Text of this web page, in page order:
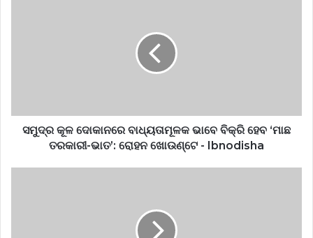
ସମୁଦ୍ର କୂଳ ଦୋକାନରେ ବାଧ୍ୟତାମୂଳକ ଭାବେ ବିକ୍ରି ହେବ ‘ମାଛ
ତରକାରୀ-ଭାତ’: ରୋହନ ଖୋଉଣ୍ଟେ - Ibnodisha